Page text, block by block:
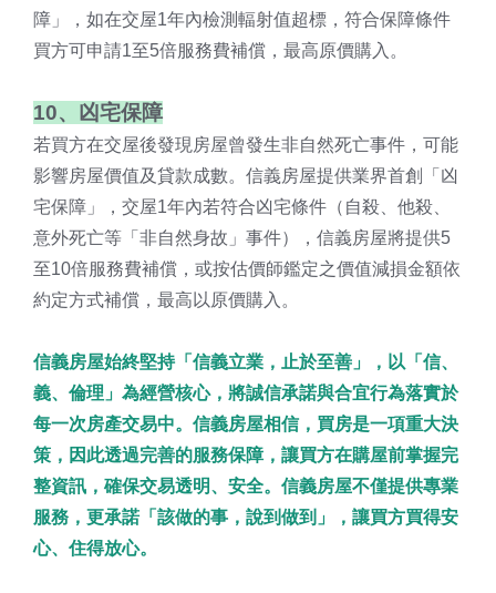
障」，如在交屋1年內檢測輻射值超標，符合保障條件
買方可申請1至5倍服務費補償，最高原價購入。
10、凶宅保障
若買方在交屋後發現房屋曾發生非自然死亡事件，可能
影響房屋價值及貸款成數。信義房屋提供業界首創「凶
宅保障」，交屋1年內若符合凶宅條件（自殺、他殺、
意外死亡等「非自然身故」事件），信義房屋將提供5
至10倍服務費補償，或按估價師鑑定之價值減損金額依
約定方式補償，最高以原價購入。
信義房屋始終堅持「信義立業，止於至善」，以「信、
義、倫理」為經營核心，將誠信承諾與合宜行為落實於
每一次房產交易中。信義房屋相信，買房是一項重大決
策，因此透過完善的服務保障，讓買方在購屋前掌握完
整資訊，確保交易透明、安全。信義房屋不僅提供專業
服務，更承諾「該做的事，說到做到」，讓買方買得安
心、住得放心。